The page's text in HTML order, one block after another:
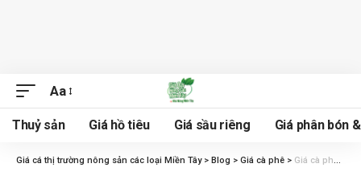
Aa
Thuỷ sản Giá hồ tiêu Giá sầu riêng Giá phân bón
Giá cá thị trường nông sản các loại Miền Tây> Blog > Giá cà phê > Giá cà phê trong nước quay đầu tăng nhẹ